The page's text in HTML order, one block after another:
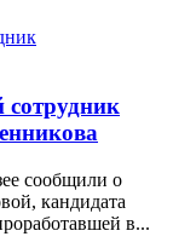
сообщили о
кандидата
в...